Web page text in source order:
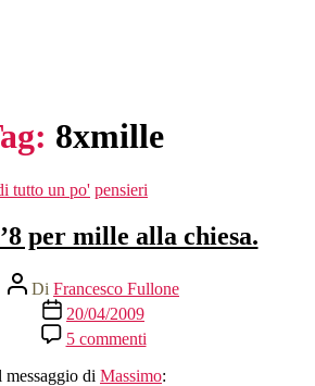
8xmille
Categorie
tutto un po' pensieri
per mille alla chiesa.
Autore
articolo
Di Francesco Fullone
Data
dell'articolo
20/04/2009
5 commentisu
Non
date
di Massimo: